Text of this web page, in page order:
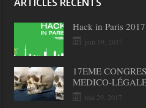
Hack in Paris 2017
juin 19, 2017
17EME
MEDICO-
mai 29, 2017